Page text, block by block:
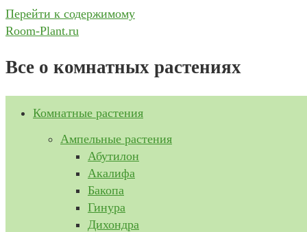
Перейти к содержимому
Room-Plant.ru
Все о комнатных растениях
Комнатные растения
Ампельные растения
Абутилон
Акалифа
Бакопа
Гинура
Дихондра